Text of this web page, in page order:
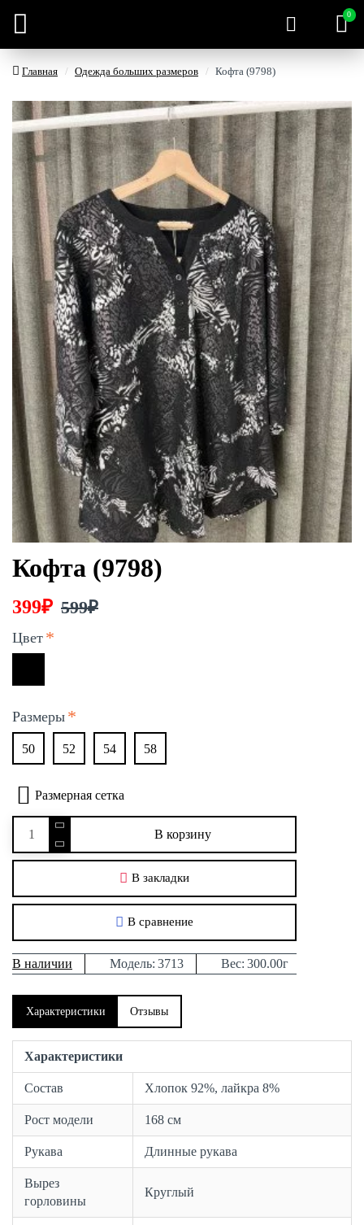
0
Главная Одежда больших размеров Кофта (9798)
Кофта (9798)
В наличии Модель: 3713 Вес: 300.00г
399₽ 599₽
Цвет
Размеры
50 52 54 58
В корзину
В закладки
В сравнение
Размерная сетка
Характеристики Отзывы
Характеристики
Состав Хлопок 92%, лайкра 8%
Рост модели 168 см
Рукава Длинные рукава
Вырез
горловины
Круглый